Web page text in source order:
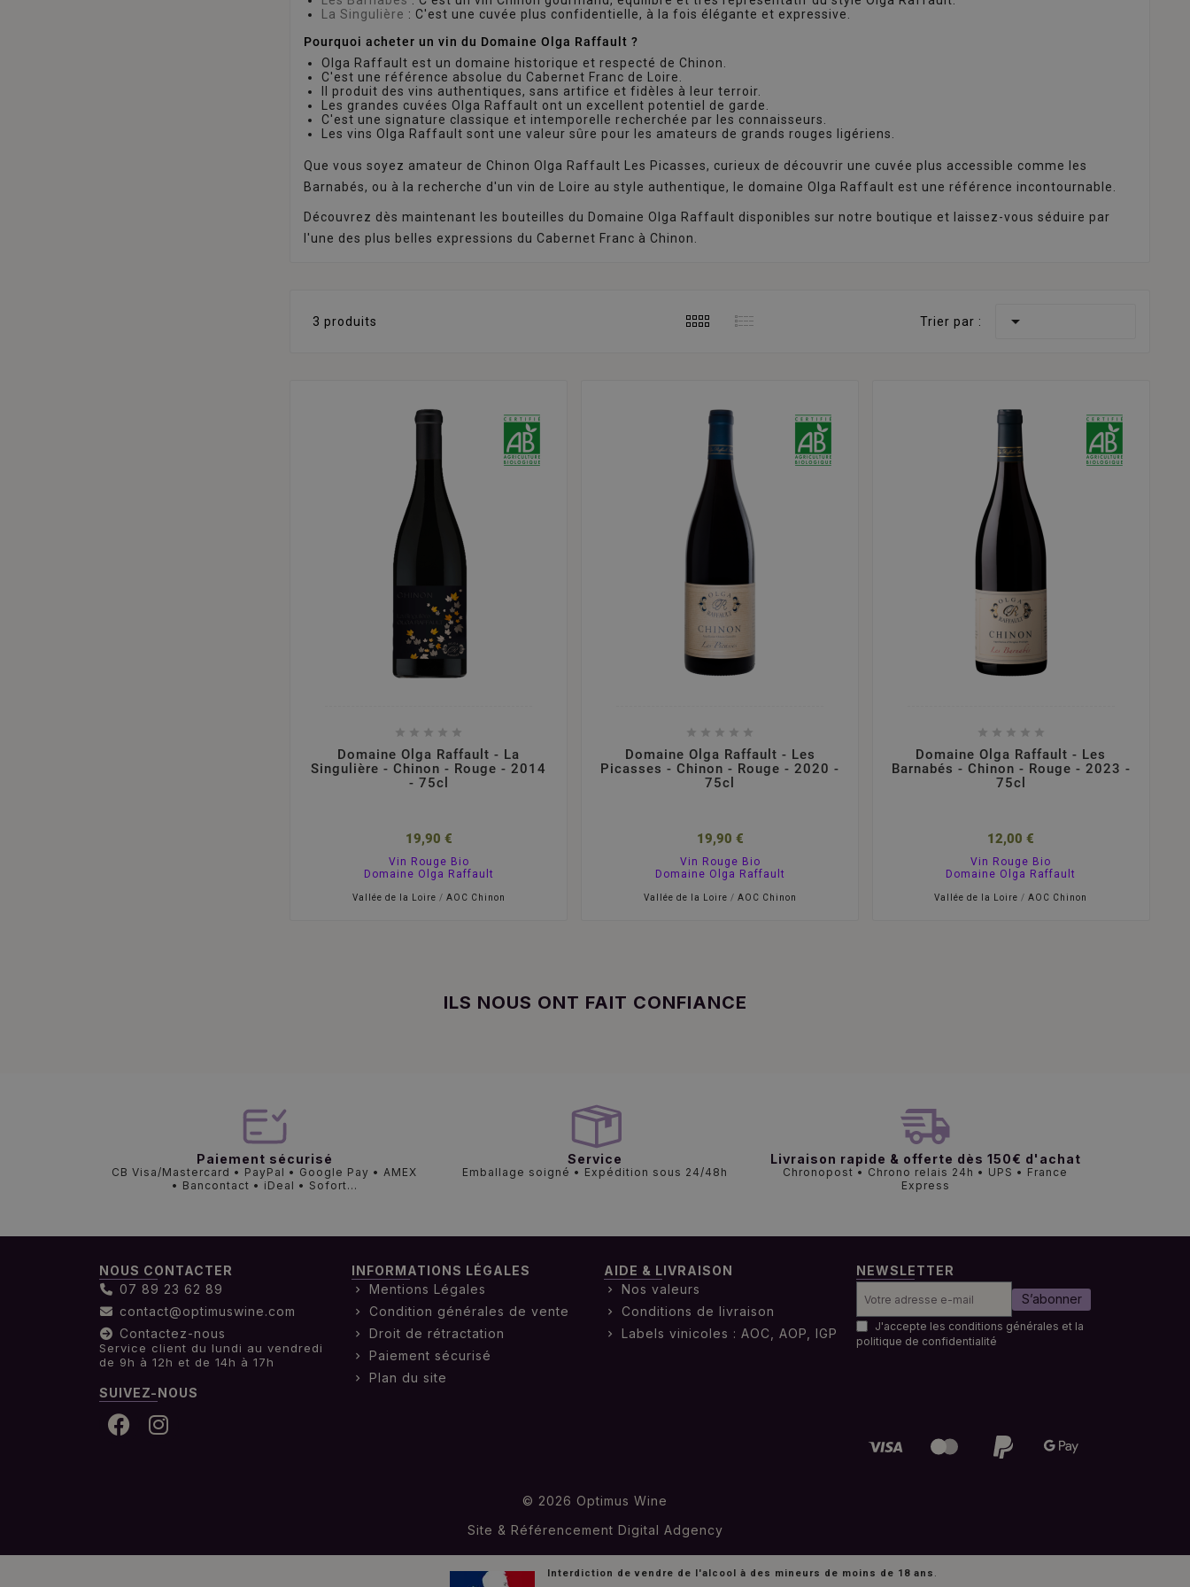
La Singulière : C'est une cuvée plus confidentielle, à la fois élégante et expressive.
Pourquoi acheter un vin du Domaine Olga Raffault ?
Olga Raffault est un domaine historique et respecté de Chinon.
C'est une référence absolue du Cabernet Franc de Loire.
Il produit des vins authentiques, sans artifice et fidèles à leur terroir.
Les grandes cuvées Olga Raffault ont un excellent potentiel de garde.
C'est une signature classique et intemporelle recherchée par les connaisseurs.
Les vins Olga Raffault sont une valeur sûre pour les amateurs de grands rouges ligériens.
Que vous soyez amateur de Chinon Olga Raffault Les Picasses, curieux de découvrir une cuvée plus accessible comme les
Barnabés, ou à la recherche d'un vin de Loire au style authentique, le domaine Olga Raffault est une référence incontournable.
Découvrez dès maintenant les bouteilles du Domaine Olga Raffault disponibles sur notre boutique et laissez-vous séduire par
l'une des plus belles expressions du Cabernet Franc à Chinon.
3 produits Trier par : 
    
Domaine Olga Raffault - La
Singulière - Chinon - Rouge - 2014
- 75cl
19,90 €
Vin Rouge Bio
Domaine Olga Raffault
Vallée de la Loire / AOC Chinon
    
Domaine Olga Raffault - Les
Picasses - Chinon - Rouge - 2020 -
75cl
19,90 €
Vin Rouge Bio
Domaine Olga Raffault
Vallée de la Loire / AOC Chinon
    
Domaine Olga Raffault - Les
Barnabés - Chinon - Rouge - 2023 -
75cl
12,00 €
Vin Rouge Bio
Domaine Olga Raffault
Vallée de la Loire /AOC Chinon
ILS NOUS ONT FAIT CONFIANCE
Paiement sécurisé
CB Visa/Mastercard • PayPal • Google Pay • AMEX
• Bancontact • iDeal • Sofort...
Service
Emballage soigné • Expédition sous 24/48h
Livraison rapide & offerte dès 150€ d'achat
Chronopost • Chrono relais 24h • UPS • France
Express
NOUS CONTACTER
07 89 23 62 89
contact@optimuswine.com
Contactez-nous
Service client du lundi au vendredi
de 9h à 12h et de 14h à 17h
SUIVEZ-NOUS
INFORMATIONS LÉGALES
Mentions Légales
Condition générales de vente
Droit de rétractation
Paiement sécurisé
Plan du site
AIDE & LIVRAISON
Nos valeurs
Conditions de livraison
Labels vinicoles : AOC, AOP, IGP
NEWSLETTER
S’abonner
J'accepte les conditions générales et la
politique de confidentialité
© 2026 Optimus Wine
Site & Référencement Digital Adgency
Interdiction de vendre de l'alcool à des mineurs de moins de 18 ans .